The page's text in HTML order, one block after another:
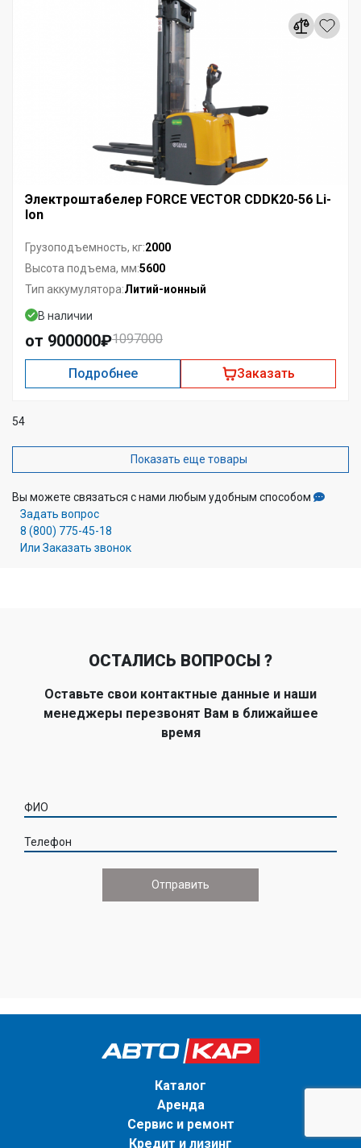
Электроштабелер FORCE VECTOR CDDK20-56 Li-
Ion
Грузоподъемность, кг:2000
Высота подъема, мм:5600
Тип аккумулятора:Литий-ионный
В наличии
от 900000₽1097000
Подробнее Заказать
54
Показать еще товары
Вы можете связаться с нами любым удобным способом
Задать вопрос
8 (800) 775-45-18
Или Заказать звонок
ОСТАЛИСЬ ВОПРОСЫ ?
Оставьте свои контактные данные и наши
менеджеры перезвонят Вам в ближайшее
время
ФИО
Телефон
Каталог
Аренда
Сервис и ремонт
Кредит и лизинг